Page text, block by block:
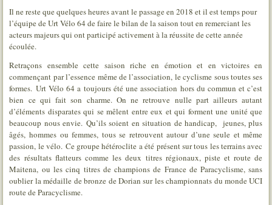
Il ne reste que quelques heures avant le passage en 2018 et il est temps pour
l’équipe de Urt Vélo 64 de faire le bilan de la saison tout en remerciant les
acteurs majeurs qui ont participé activement à la réussite de cette année
écoulée.
Retraçons ensemble cette saison riche en émotion et en victoires en
commençant par l’essence même de l’association, le cyclisme sous toutes ses
formes. Urt Vélo 64 a toujours été une association hors du commun et c’est
bien ce qui fait son charme. On ne retrouve nulle part ailleurs autant
d’éléments disparates qui se mêlent entre eux et qui forment une unité que
beaucoup nous envie. Qu’ils soient en situation de handicap, jeunes, plus
âgés, hommes ou femmes, tous se retrouvent autour d’une seule et même
passion, le vélo. Ce groupe hétéroclite a été présent sur tous les terrains avec
des résultats flatteurs comme les deux titres régionaux, piste et route de
Maitena, ou les cinq titres de champions de France de Paracyclisme, sans
oublier la médaille de bronze de Dorian sur les championnats du monde UCI
route de Paracyclisme.